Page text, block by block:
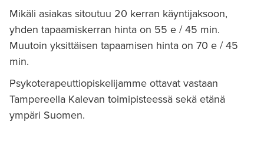
Mikäli asiakas sitoutuu 20 kerran käyntijaksoon,
yhden tapaamiskerran hinta on 55 e / 45 min.
Muutoin yksittäisen tapaamisen hinta on 70 e / 45
min.
Psykoterapeuttiopiskelijamme ottavat vastaan
Tampereella Kalevan toimipisteessä sekä etänä
ympäri Suomen.